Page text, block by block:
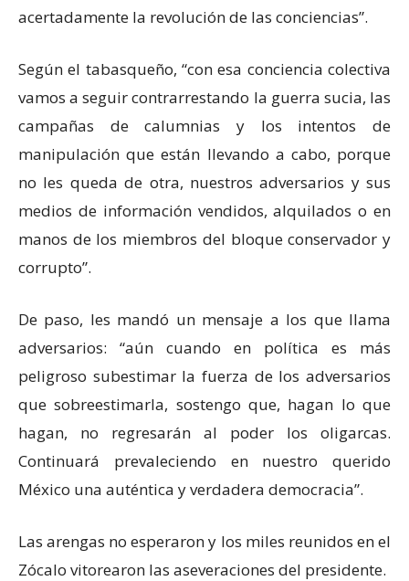
acertadamente la revolución de las conciencias”.
Según el tabasqueño, “con esa conciencia colectiva
vamos a seguir contrarrestando la guerra sucia, las
campañas de calumnias y los intentos de
manipulación que están llevando a cabo, porque
no les queda de otra, nuestros adversarios y sus
medios de información vendidos, alquilados o en
manos de los miembros del bloque conservador y
corrupto”.
De paso, les mandó un mensaje a los que llama
adversarios: “aún cuando en política es más
peligroso subestimar la fuerza de los adversarios
que sobreestimarla, sostengo que, hagan lo que
hagan, no regresarán al poder los oligarcas.
Continuará prevaleciendo en nuestro querido
México una auténtica y verdadera democracia”.
Las arengas no esperaron y los miles reunidos en el
Zócalo vitorearon las aseveraciones del presidente.